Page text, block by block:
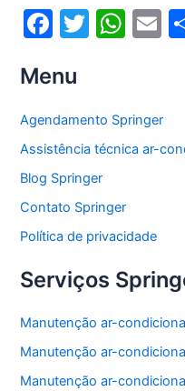
F
c
e
b
o
o
k
T
er
W
s
A
p
E
l
Menu
Agendamento Springer
Assistência técnica ar-
Blog Springer
Contato Springer
Política de privacidade
Serviços
Manutenção ar-
Manutenção ar-
Manutenção ar-